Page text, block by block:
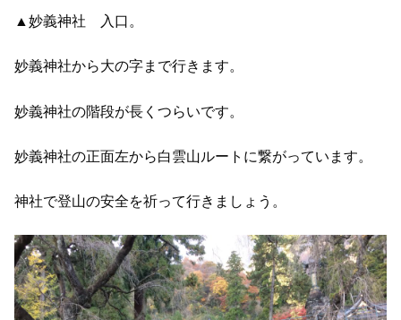
▲妙義神社 入口。
妙義神社から大の字まで行きます。
妙義神社の階段が長くつらいです。
妙義神社の正面左から白雲山ルートに繋がっています。
神社で登山の安全を祈って行きましょう。